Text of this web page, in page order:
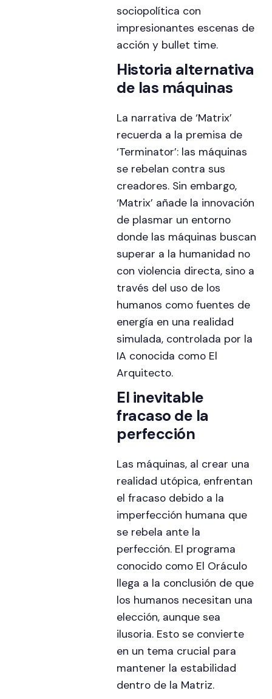
sociopolítica con
impresionantes escenas de
acción y bullet time.
Historia alternativa
de las máquinas
La narrativa de ‘Matrix’
recuerda a la premisa de
‘Terminator’: las máquinas
se rebelan contra sus
creadores. Sin embargo,
‘Matrix’ añade la innovación
de plasmar un entorno
donde las máquinas buscan
superar a la humanidad no
con violencia directa, sino a
través del uso de los
humanos como fuentes de
energía en una realidad
simulada, controlada por la
IA conocida como El
Arquitecto.
El inevitable
fracaso de la
perfección
Las máquinas, al crear una
realidad utópica, enfrentan
el fracaso debido a la
imperfección humana que
se rebela ante la
perfección. El programa
conocido como El Oráculo
llega a la conclusión de que
los humanos necesitan una
elección, aunque sea
ilusoria. Esto se convierte
en un tema crucial para
mantener la estabilidad
dentro de la Matriz.